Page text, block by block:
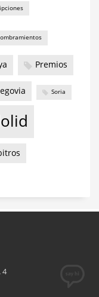
Premios
Soria
4